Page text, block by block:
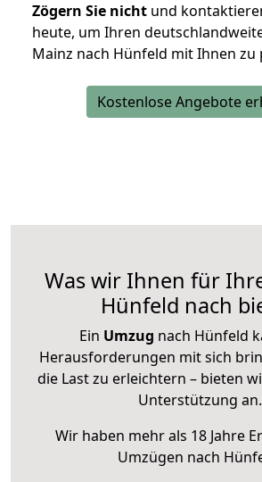
Zögern Sie nicht und
heute, um Ihren
Mainz nach Hünfeld mit Ihnen zu
Kostenlose Angebote
Was wir Ihnen für
Hünfeld nach
Ein Umzug nach Hünfeld
Herausforderungen mit sich
die Last zu erleichtern – bieten
Unterstützung an.
Wir haben mehr als 18 Jahre
Umzügen nach